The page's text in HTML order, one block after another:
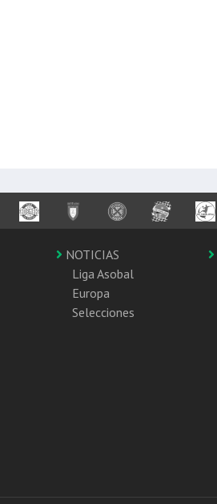
NOTICIAS
Liga Asobal
Europa
Selecciones